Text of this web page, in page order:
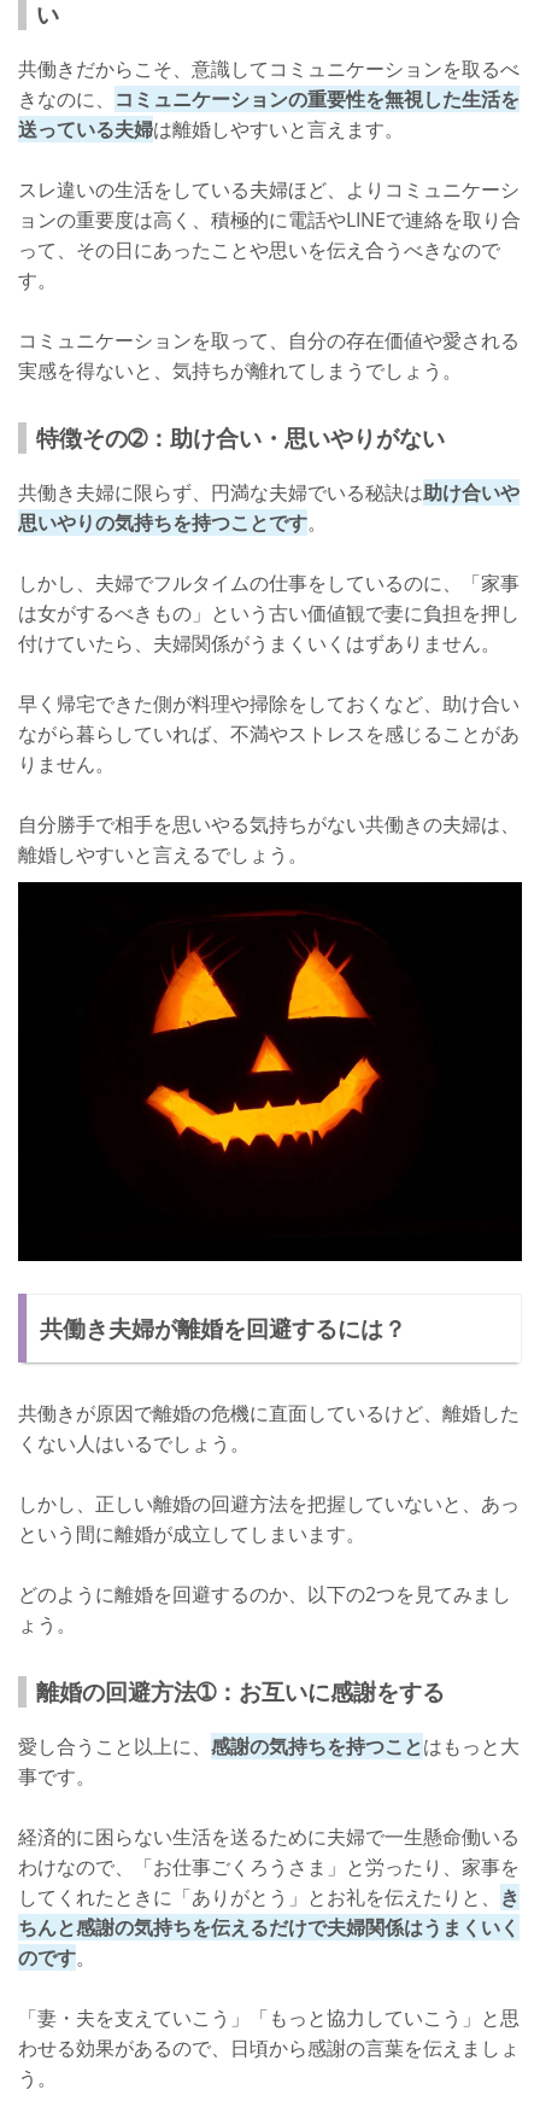
い
共働きだからこそ、意識してコミュニケーションを取るべ
きなのに、 コミュニケーションの重要性を無視した生活を
送っている夫婦は離婚しやすいと言えます。
スレ違いの生活をしている夫婦ほど、よりコミュニケーシ
ョンの重要度は高く、積極的に電話やLINEで連絡を取り合
って、その日にあったことや思いを伝え合うべきなので
す。
コミュニケーションを取って、自分の存在価値や愛される
実感を得ないと、気持ちが離れてしまうでしょう。
特徴その➁：助け合い・思いやりがない
共働き夫婦に限らず、円満な夫婦でいる秘訣は助け合いや
思いやりの気持ちを持つことです。
しかし、夫婦でフルタイムの仕事をしているのに、「家事
は女がするべきもの」という古い価値観で妻に負担を押し
付けていたら、夫婦関係がうまくいくはずありません。
早く帰宅できた側が料理や掃除をしておくなど、助け合い
ながら暮らしていれば、不満やストレスを感じることがあ
りません。
自分勝手で相手を思いやる気持ちがない共働きの夫婦は、
離婚しやすいと言えるでしょう。
共働き夫婦が離婚を回避するには？
共働きが原因で離婚の危機に直面しているけど、離婚した
くない人はいるでしょう。
しかし、正しい離婚の回避方法を把握していないと、あっ
という間に離婚が成立してしまいます。
どのように離婚を回避するのか、以下の2つを見てみまし
ょう。
離婚の回避方法➀：お互いに感謝をする
愛し合うこと以上に、 感謝の気持ちを持つことはもっと大
事です。
経済的に困らない生活を送るために夫婦で一生懸命働いる
わけなので、「お仕事ごくろうさま」と労ったり、家事を
してくれたときに「ありがとう」とお礼を伝えたりと、 き
ちんと感謝の気持ちを伝えるだけで夫婦関係はうまくいく
のです。
「妻・夫を支えていこう」「もっと協力していこう」と思
わせる効果があるので、日頃から感謝の言葉を伝えましょ
う。